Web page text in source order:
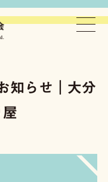
知らせ｜大分
屋